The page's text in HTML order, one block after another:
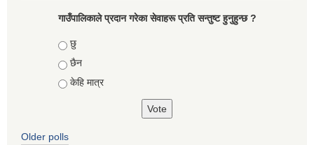
गाउँपालिकाले प्रदान गरेका सेवाहरू प्रति सन्तुष्ट हुनुहुन्छ ?
Choices
छु
छैन
केहि मात्र
Older polls